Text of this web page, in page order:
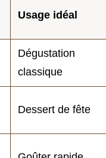
Usage idéal
Dégustation
classique
Dessert de fête